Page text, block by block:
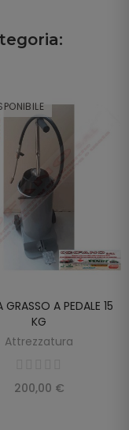
SCOPRIRE
GRASSO A PEDALE 15
KG
Attrezzatura
200,00 €